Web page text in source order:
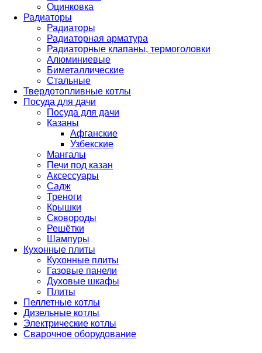
Оцинковка
Радиаторы
Радиаторы
Радиаторная арматура
Радиаторные клапаны, термоголовки
Алюминиевые
Биметаллические
Стальные
Твердотопливные котлы
Посуда для дачи
Посуда для дачи
Казаны
Афганские
Узбекские
Мангалы
Печи под казан
Аксессуары
Садж
Треноги
Крышки
Сковороды
Решётки
Шампуры
Кухонные плиты
Кухонные плиты
Газовые панели
Духовые шкафы
Плиты
Пеллетные котлы
Дизельные котлы
Электрические котлы
Сварочное оборудование